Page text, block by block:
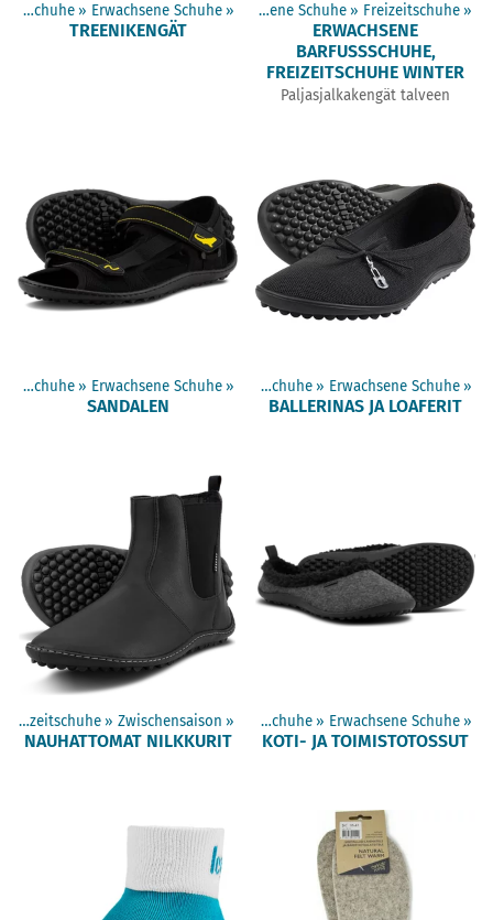
Barfußschuhe ‪» Erwachsene Schuhe ‪»
TREENIKENGÄT
Artikel ‪»Barfußschuhe‪» Erwachsene Schuhe ‪» Freizeitschuhe ‪»
ERWACHSENE
BARFUSSSCHUHE, F
REIZEITSCHUHE WINTER
Paljasjalkakengät talveen
Barfußschuhe ‪» Erwachsene Schuhe ‪»
SANDALEN
Artikel ‪» Barfußschuhe ‪» Erwachsene Schuhe ‪»
BALLERINAS JA LOAFERIT
Freizeitschuhe ‪» Zwischensaison ‪»
NAUHATTOMAT NILKKURIT
Artikel‪» Barfußschuhe ‪» Erwachsene Schuhe ‪»
KOTI- JA TOIMISTOTOSSUT